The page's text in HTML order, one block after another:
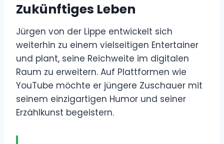
Zukünftiges Leben
Jürgen von der Lippe entwickelt sich
weiterhin zu einem vielseitigen Entertainer
und plant, seine Reichweite im digitalen
Raum zu erweitern. Auf Plattformen wie
YouTube möchte er jüngere Zuschauer mit
seinem einzigartigen Humor und seiner
Erzählkunst begeistern.